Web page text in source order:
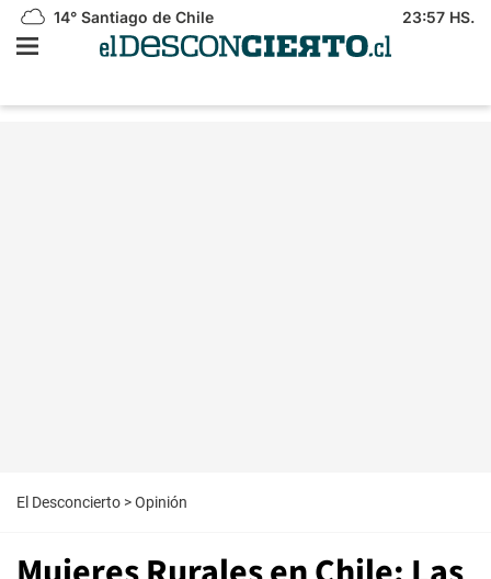
14° Santiago de Chile 23:57 HS.
El Desconcierto >Opinión